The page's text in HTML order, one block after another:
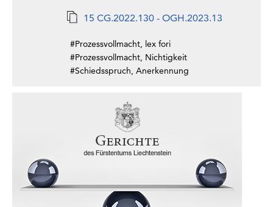
15 CG.2022.130 - OGH.2023.13
#Prozessvollmacht, lex fori
#Prozessvollmacht, Nichtigkeit
#Schiedsspruch, Anerkennung